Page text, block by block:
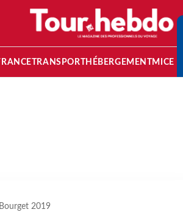
TRANSPORT HÉBERGEMENTMICE
2019